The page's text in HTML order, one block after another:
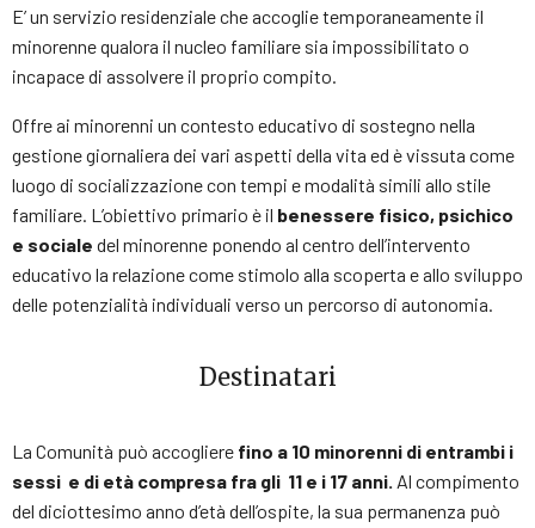
E’ un servizio residenziale che accoglie temporaneamente il
minorenne qualora il nucleo familiare sia impossibilitato o
incapace di assolvere il proprio compito.
Offre ai minorenni un contesto educativo di sostegno nella
gestione giornaliera dei vari aspetti della vita ed è vissuta come
luogo di socializzazione con tempi e modalità simili allo stile
familiare. L’obiettivo primario è il benessere fisico, psichico
e sociale del minorenne ponendo al centro dell’intervento
educativo la relazione come stimolo alla scoperta e allo sviluppo
delle potenzialità individuali verso un percorso di autonomia.
Destinatari
La Comunità può accogliere fino a 10 minorenni di entrambi i
sessi e di età compresa fra gli 11 e i 17 anni. Al compimento
del diciottesimo anno d’età dell’ospite, la sua permanenza può